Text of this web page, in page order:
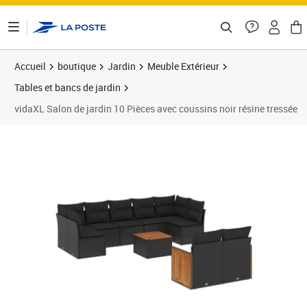
Accueil boutique Jardin
Meuble Extérieur
Tables et bancs de jardin
vidaXL Salon de jardin 10 Pièces avec coussins noir résine tressée